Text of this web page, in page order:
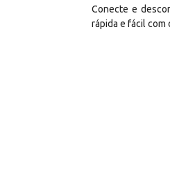
Conecte e
rápida e fácil com